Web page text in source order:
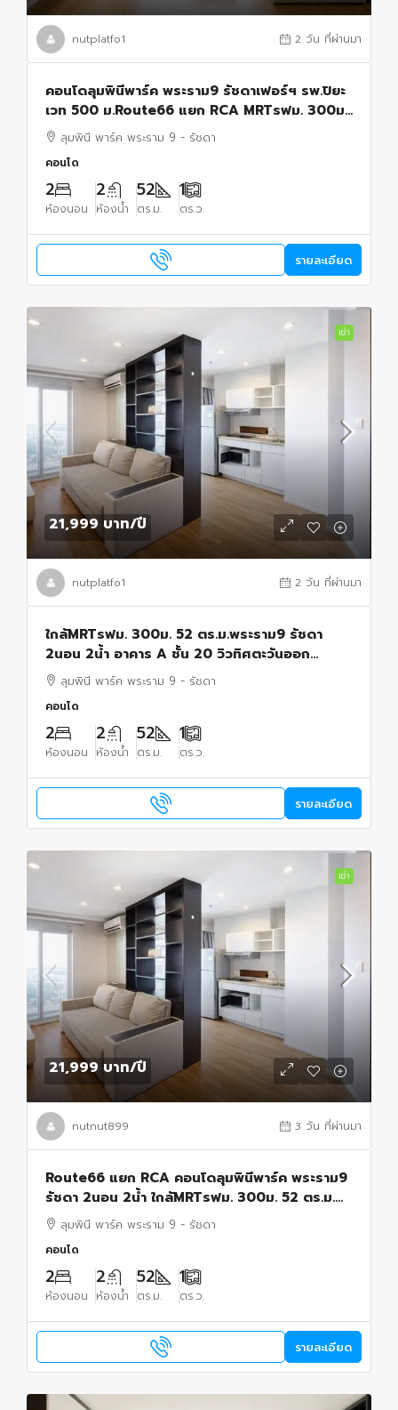
nutplatfo1 2 วัน ที่ผ่านมา
คอนโดลุมพินีพาร์ค พระราม9 รัชดาเฟอร์ฯ รพ.ปิยะ
เวท 500 ม.Route66 แยก RCA MRTรฟม. 300ม.
52 ตร.ม. 2นอน 2น้ำ อาคาร A ชั้น 20 วิวทิศตะวัน
ออก
ลุมพินี พาร์ค พระราม 9 - รัชดา
คอนโด
2
ห้องนอน
2
ห้องน้ำ
52
ตร.ม.
1
ตร.ว.
รายละเอียด
เช่า
21,999 บาท/ปี
nutplatfo1 2 วัน ที่ผ่านมา
ใกล้MRTรฟม. 300ม. 52 ตร.ม.พระราม9 รัชดา
2นอน 2น้ำ อาคาร A ชั้น 20 วิวทิศตะวันออก
เฟอร์ฯ รพ.ปิยะเวท 500 ม.Route66 แยก RCA
คอนโดลุมพินีพาร์ค
ลุมพินี พาร์ค พระราม 9 - รัชดา
คอนโด
2
ห้องนอน
2
ห้องน้ำ
52
ตร.ม.
1
ตร.ว.
รายละเอียด
เช่า
21,999 บาท/ปี
nutnut899 3 วัน ที่ผ่านมา
Route66 แยก RCA คอนโดลุมพินีพาร์ค พระราม9
รัชดา 2นอน 2น้ำ ใกล้MRTรฟม. 300ม. 52 ตร.ม.
อาคาร A ชั้น 20 วิวทิศตะวันออก เฟอร์ฯ รพ.ปิยะ
เวท 500 ม.
ลุมพินี พาร์ค พระราม 9 - รัชดา
คอนโด
2
ห้องนอน
2
ห้องน้ำ
52
ตร.ม.
1
ตร.ว.
รายละเอียด